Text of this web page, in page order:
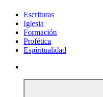
Escrituras
Iglesia
Formación
Profética
Espíritualidad